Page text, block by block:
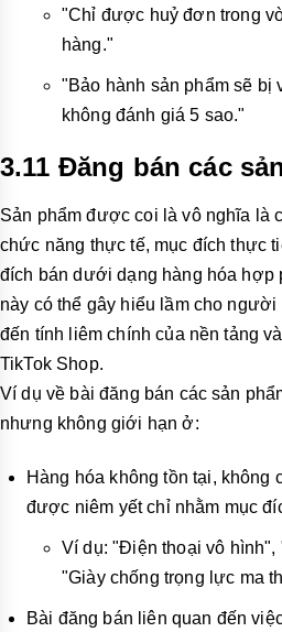
"Chỉ được huỷ đơn trong
hàng."
"Bảo hành sản phẩm sẽ bị
không đánh giá 5 sao."
3.11 Đăng bán các
Sản phẩm được coi là vô nghĩa là
chức năng thực tế, mục đích thực
đích bán dưới dạng hàng hóa hợp
này có thể gây hiểu lầm cho
đến tính liêm chính của nền tảng
TikTok Shop.
Ví dụ về bài đăng bán các sản
nhưng không giới hạn ở:
Hàng hóa không tồn tại, không
được niêm yết chỉ nhằm mục
Ví dụ: "Điện thoại vô hình",
"Giày chống trọng lực ma
Bài đăng bán liên quan đến